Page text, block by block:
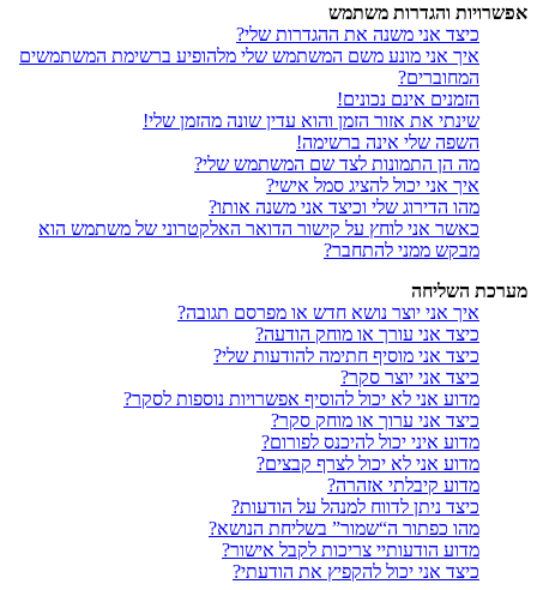
אפשרויות והגדרות משתמש
כיצד אני משנה את ההגדרות שלי?
איך אני מונע משם המשתמש שלי מלהופיע ברשימת המשתמשים
המחוברים?
הזמנים אינם נכונים!
שינתי את אזור הזמן והוא עדין שונה מהזמן שלי!
השפה שלי אינה ברשימה!
מה הן התמונות לצד שם המשתמש שלי?
איך אני יכול להציג סמל אישי?
מהו הדירוג שלי וכיצד אני משנה אותו?
כאשר אני לוחץ על קישור הדואר האלקטרוני של משתמש הוא
מבקש ממני להתחבר?
מערכת השליחה
איך אני יוצר נושא חדש או מפרסם תגובה?
כיצד אני עורך או מוחק הודעה?
כיצד אני מוסיף חתימה להודעות שלי?
כיצד אני יוצר סקר?
מדוע אני לא יכול להוסיף אפשרויות נוספות לסקר?
כיצד אני ערוך או מוחק סקר?
מדוע איני יכול להיכנס לפורום?
מדוע אני לא יכול לצרף קבצים?
מדוע קיבלתי אזהרה?
כיצד ניתן לדווח למנהל על הודעות?
מהו כפתור ה“שמור” בשליחת הנושא?
מדוע הודעותיי צריכות לקבל אישור?
כיצד אני יכול להקפיץ את הודעתי?